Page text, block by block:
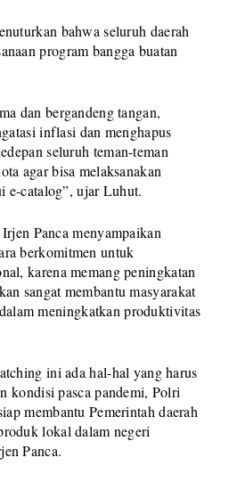
bahwa seluruh daerah
program bangga buatan
dan bergandeng tangan,
inflasi dan menghapus
seluruh teman-teman
agar bisa melaksanakan
e-catalog”, ujar Luhut.
Panca menyampaikan
berkomitmen untuk
karena memang peningkatan
sangat membantu masyarakat
meningkatkan produktivitas
ini ada hal-hal yang harus
kondisi pasca pandemi, Polri
membantu Pemerintah daerah
lokal dalam negeri
Panca.